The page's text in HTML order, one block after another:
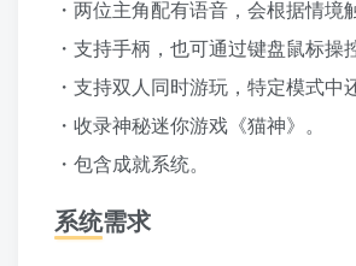
・两位主角配有语音，会根据情境
・支持手柄，也可通过键盘鼠标操
・支持双人同时游玩，特定模式中
・收录神秘迷你游戏《猫神》。
・包含成就系统。
系统需求